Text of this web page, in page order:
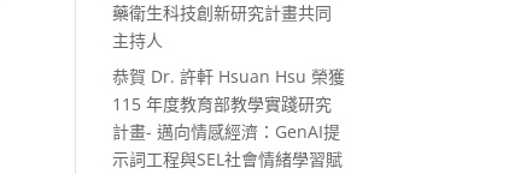
藥衛生科技創新研究計畫共同
主持人
恭賀 Dr. 許軒 Hsuan Hsu 榮獲
115 年度教育部教學實踐研究
計畫- 邁向情感經濟：GenAI提
示詞工程與SEL社會情緒學習賦